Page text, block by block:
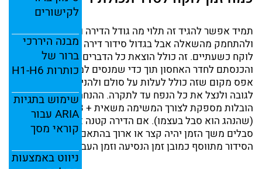
לקישורים
מבנה היררכי
ברור של
כותרות
H1-H6
שימוש בתגיות
ARIA עבור
קוראי מסך
ניווט באמצעות
תמיד אפשר להגיד זה תלוי מה גודל הדירה ומי מסדר
ולהתחמק מהשאלה אבל בגדול סידור דירה ממוצעת בחדר
לוקח כשעתיים. זה כולל הוצאת כל הדברים מהמשאית
והכנסתם לחדר האחסון תוך כדי שמנסים למלא את החדר עד
אפס מקום שזה כולל לעלות על סולם ולהניח חפץ על חפץ
לגובה ולנצל את כל הנפח עד לתקרה. ההנחה היא שחברת
הובלות מספקת לצורך המשימה משאית + 3 עד 4 סבלים
(שהנהג הוא סבל בעצמו). אם הדירה קטנה או שיש רק 2
סבלים משך הזמן יהיה קצר או ארוך בהתאם. (על משך זמן
הסידור מתווסף כמובן זמן הנסיעה וזמן העבודה בבית הלקוח).